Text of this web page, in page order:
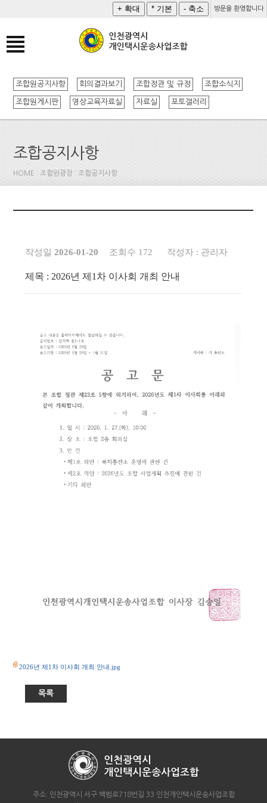
방문을 환영합니다
조합원공지사항 회의결과보기 조합정관 및 규정 조합소식지
조합원게시판 영상교육자료실 자료실 포토갤러리
조합공지사항
HOME : 조합원광장 : 조합공지사항
작성일 2026-01-20 조회수 172 작성자 : 관리자
제목 : 2026년 제1차 이사회 개최 안내
2026년 제1차 이사회 개최 안내.jpg
목록
주소: 인천광역시 서구 백범로718번길 33 인천개인택시운송사업조합